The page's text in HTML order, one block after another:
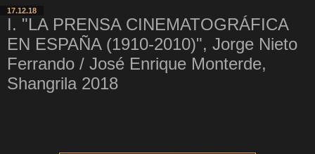
17.12.18
I. "LA PRENSA CINEMATOGRÁFICA
EN ESPAÑA (1910-2010)", Jorge Nieto
Ferrando / José Enrique Monterde,
Shangrila 2018